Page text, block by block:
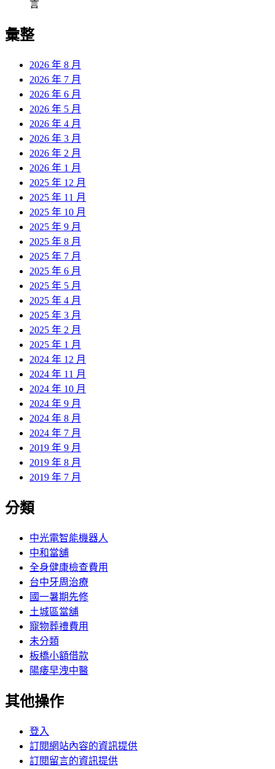
言
彙整
2026 年 8 月
2026 年 7 月
2026 年 6 月
2026 年 5 月
2026 年 4 月
2026 年 3 月
2026 年 2 月
2026 年 1 月
2025 年 12 月
2025 年 11 月
2025 年 10 月
2025 年 9 月
2025 年 8 月
2025 年 7 月
2025 年 6 月
2025 年 5 月
2025 年 4 月
2025 年 3 月
2025 年 2 月
2025 年 1 月
2024 年 12 月
2024 年 11 月
2024 年 10 月
2024 年 9 月
2024 年 8 月
2024 年 7 月
2019 年 9 月
2019 年 8 月
2019 年 7 月
分類
中光電智能機器人
中和當舖
全身健康檢查費用
台中牙周治療
國一暑期先修
土城區當舖
寵物葬禮費用
未分類
板橋小額借款
陽痿早洩中醫
其他操作
登入
訂閱網站內容的資訊提供
訂閱留言的資訊提供